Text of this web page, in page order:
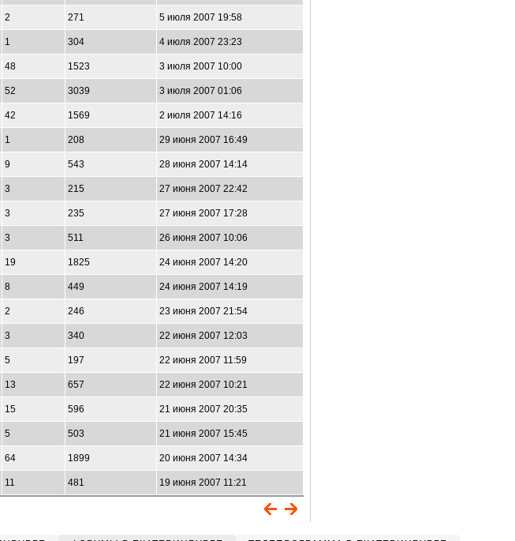
2 271 5 июля 2007 19:58
1 304 4 июля 2007 23:23
48 1523 3 июля 2007 10:00
52 3039 3 июля 2007 01:06
42 1569 2 июля 2007 14:16
1 208 29 июня 2007 16:49
9 543 28 июня 2007 14:14
3 215 27 июня 2007 22:42
3 235 27 июня 2007 17:28
3 511 26 июня 2007 10:06
19 1825 24 июня 2007 14:20
8 449 24 июня 2007 14:19
2 246 23 июня 2007 21:54
3 340 22 июня 2007 12:03
5 197 22 июня 2007 11:59
13 657 22 июня 2007 10:21
15 596 21 июня 2007 20:35
5 503 21 июня 2007 15:45
64 1899 20 июня 2007 14:34
11 481 19 июня 2007 11:21